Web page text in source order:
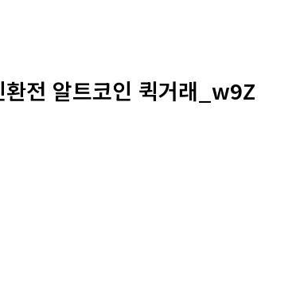
전 알트코인 퀵거래_w9Z